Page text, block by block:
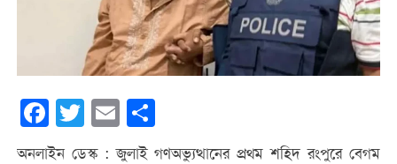
Facebook
Twitter Email
অনলাইন ডেস্ক : জুলাই গণঅভ্যুত্থানের প্রথম শহিদ রংপুরে বেগম